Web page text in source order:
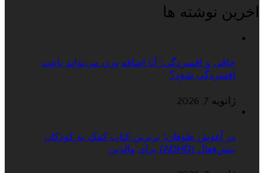
اخرین نوشته ها
چاقی و افسردگی؛ آیا اضافه وزن می‌تواند باعث
افسردگی شود؟
ژانویه 7, 2026
در آغوش طوفان؛ برترین کتاب کمک به کودکان
بیش‌فعال (ADHD) برای والدین